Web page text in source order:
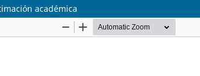
académica